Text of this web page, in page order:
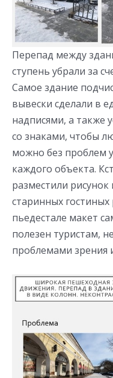
Перепад между
ступень убрали за
Самое здание
вывески сделали в
надписями, а также
со знаками, чтобы
можно без проблем
каждого объекта.
разместили
старинных
пьедестале макет
полезен туристам,
проблемами зрения